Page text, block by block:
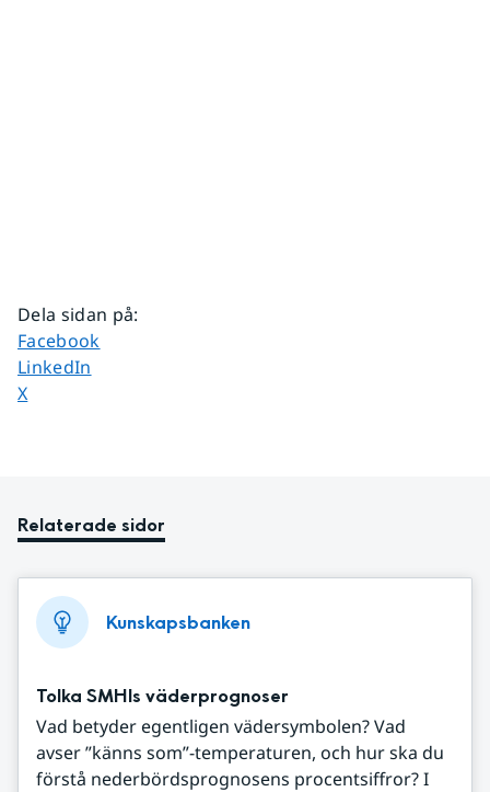
Dela sidan på:
Dela sidan på
Facebook
Dela sidan på
LinkedIn
Dela sidan på
X
Relaterade sidor
Kunskapsbanken
Tolka SMHIs väderprognoser
Vad betyder egentligen vädersymbolen? Vad
avser ”känns som”-temperaturen, och hur ska du
förstå nederbördsprognosens procentsiffror? I